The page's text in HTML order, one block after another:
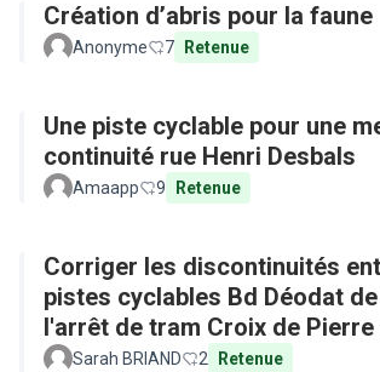
Création d’abris pour la faune
Anonyme 7 Retenue
Une piste cyclable pour une
continuité rue Henri Desbals
Amaapp 9 Retenue
Corriger les discontinuités
pistes cyclables Bd Déodat
l'arrêt de tram Croix de
Sarah BRIAND 2 Retenue